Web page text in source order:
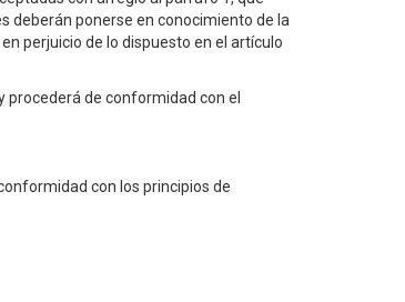
deberán ponerse en conocimiento de la
perjuicio de lo dispuesto en el artículo
procederá de conformidad con el
con los principios de